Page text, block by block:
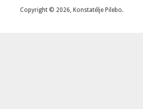
Copyright © 2026, Konstatélje Pilebo.